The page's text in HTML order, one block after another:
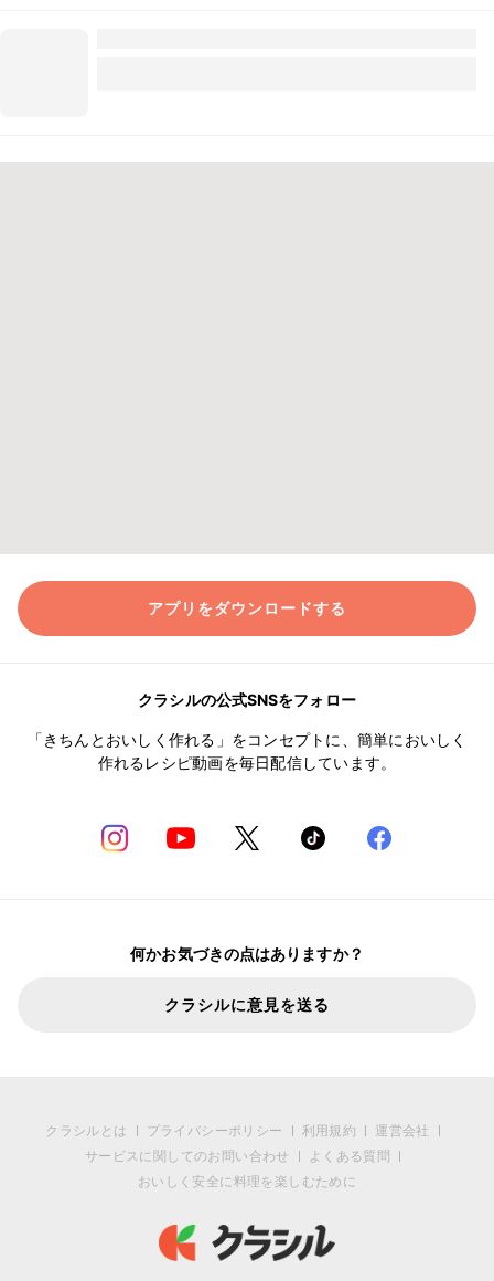
アプリをダウンロードする
クラシルの公式SNSをフォロー
「きちんとおいしく作れる」をコンセプトに、簡単においしく
作れるレシピ動画を毎日配信しています。
何かお気づきの点はありますか？
クラシルに意見を送る
クラシルとは プライバシーポリシー 利用規約
運営会社
サービスに関してのお問い合わせ
よくある質問
おいしく安全に料理を楽しむために